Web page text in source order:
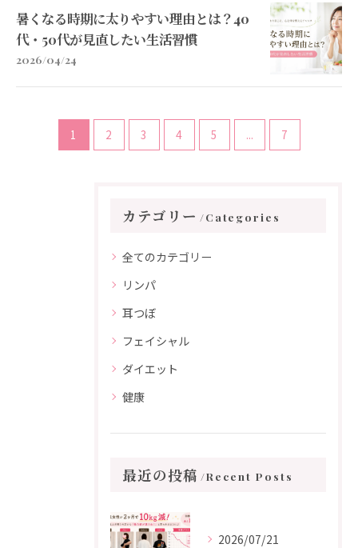
暑くなる時期に太りやすい理由とは？40
代・50代が見直したい生活習慣
2026/04/24
1 2 3 4 5 ... 7
カテゴリー Categories
全てのカテゴリー
リンパ
耳つぼ
フェイシャル
ダイエット
健康
最近の投稿 Recent Posts
2026/07/21